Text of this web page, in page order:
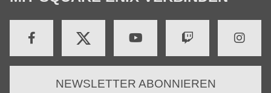
NEWSLETTER ABONNIEREN